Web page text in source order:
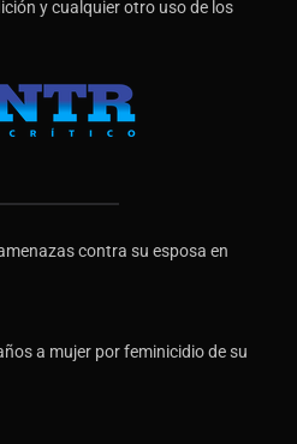
y cualquier otro uso de los
contra su esposa en
a mujer por feminicidio de su